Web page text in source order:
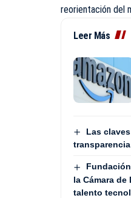
reorientación del
Leer Más
Las
la Cámara
talento